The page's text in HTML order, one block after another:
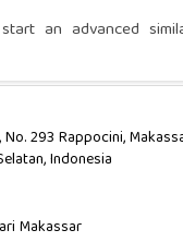
start an advanced
293 Rappocini,
Indonesia
Makassar